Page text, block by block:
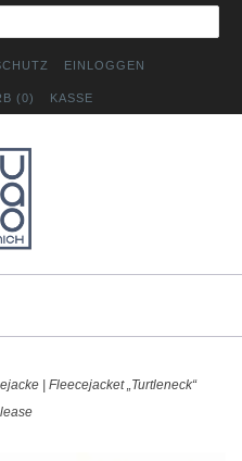
EINLOGGEN
(0) KASSE
| Fleecejacket „Turtleneck“